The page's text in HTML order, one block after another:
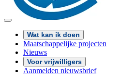
Wat kan ik doen
Maatschappelijke projecten
Nieuws
Voor vrijwilligers
Aanmelden nieuwsbrief